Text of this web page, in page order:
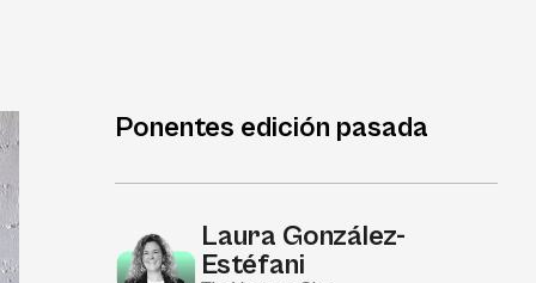
Laura González-
Estéfani